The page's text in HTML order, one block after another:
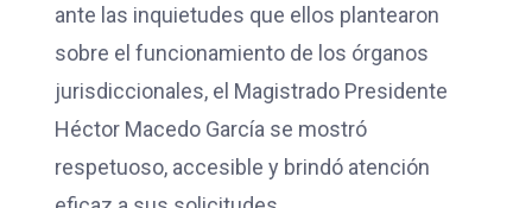
ante las inquietudes que ellos plantearon
sobre el funcionamiento de los órganos
jurisdiccionales, el Magistrado Presidente
Héctor Macedo García se mostró
respetuoso, accesible y brindó atención